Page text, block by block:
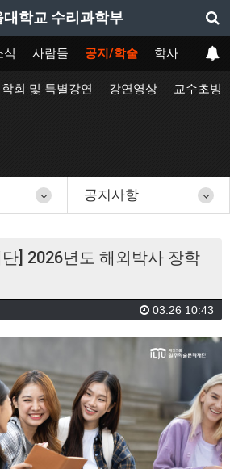
대학교 수리과학부
식 사람들 공지/학술 학사
학회 및 특별강연 강연영상 교수초빙
공지사항
] 2026년도 해외박사 장학
03.26 10:43